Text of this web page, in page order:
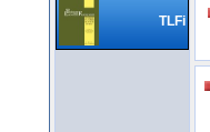
TLFi